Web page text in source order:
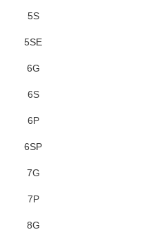
5S
5SE
6G
6S
6P
6SP
7G
7P
8G